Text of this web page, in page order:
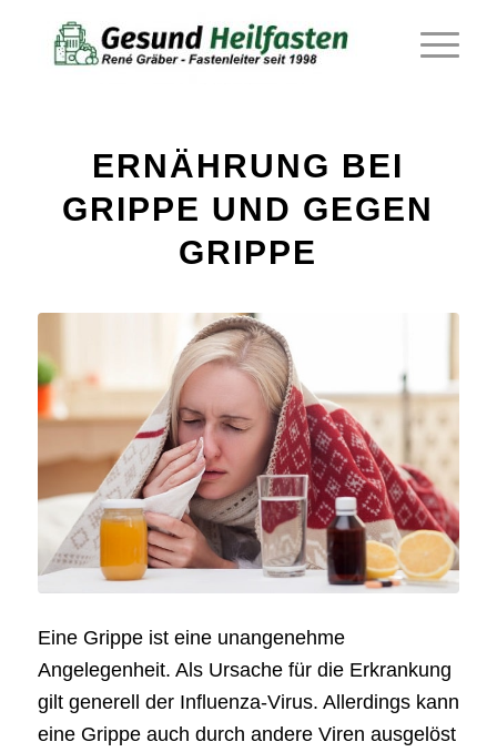
ERNÄHRUNG BEI
GRIPPE UND GEGEN
GRIPPE
Eine Grippe ist eine unangenehme
Angelegenheit. Als Ursache für die Erkrankung
gilt generell der Influenza-Virus. Allerdings kann
eine Grippe auch durch andere Viren ausgelöst